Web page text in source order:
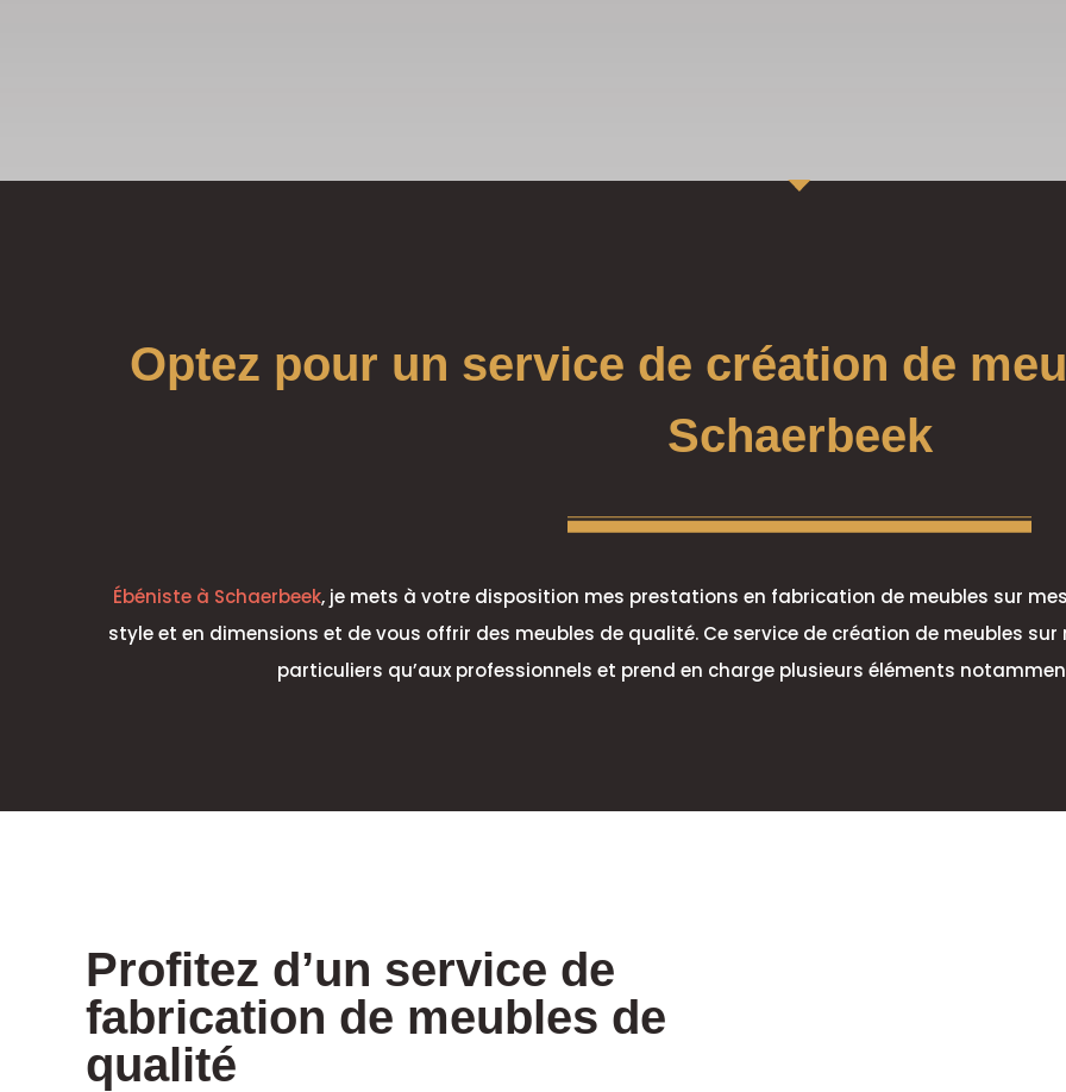
Optez pour un service de création de
Schaerbeek
Ébéniste à Schaerbeek, je mets à votre disposition mes prestations en fabrication de meubles sur
style et en dimensions et de vous offrir des meubles de qualité. Ce service de création de meubles
particuliers qu’aux professionnels et prend en charge plusieurs éléments
Profitez d’un service de
fabrication de meubles de
qualité